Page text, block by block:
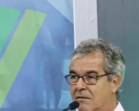
34°
Nublado